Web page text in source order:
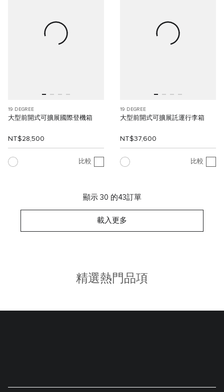
19 DEGREE
大型前開式可擴展國際登機箱
NT$28,500
比較
19 DEGREE
大型前開式可擴展託運行李箱
NT$37,600
比較
顯示 30 的43訂單
載入更多
精選熱門品項